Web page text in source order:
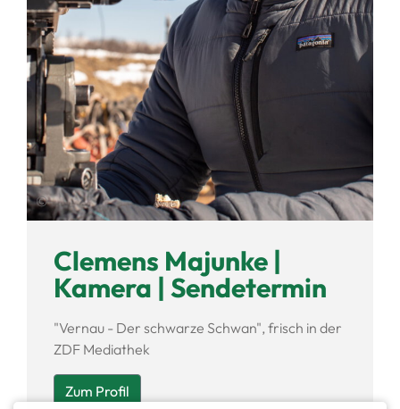
©
Clemens Majunke |
Kamera | Sendetermin
"Vernau - Der schwarze Schwan", frisch in der
ZDF Mediathek
Zum Profil